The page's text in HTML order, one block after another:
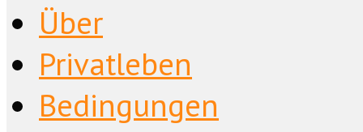
Über
Privatleben
Bedingungen